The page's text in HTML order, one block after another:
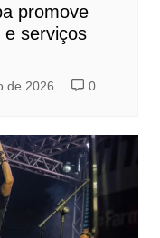
promove
e serviços
de 2026 0